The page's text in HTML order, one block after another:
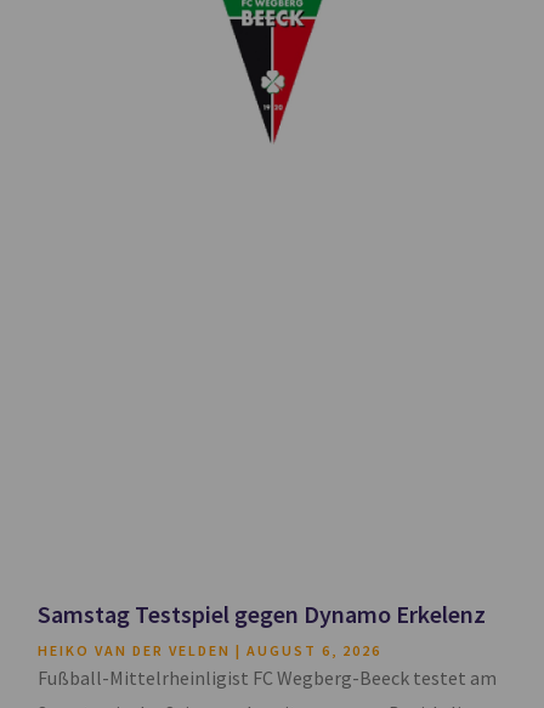
Samstag Testspiel gegen Dynamo Erkelenz
HEIKO VAN DER VELDEN AUGUST 6, 2026
Fußball-Mittelrheinligist FC Wegberg-Beeck testet am